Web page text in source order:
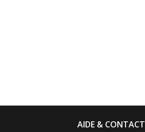
AIDE & CONTACT